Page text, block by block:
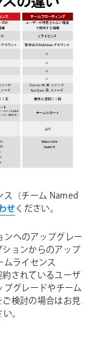
ス（チーム Named
せください。
ンへのアップグレー
ションからのアップ
ムライセンス
されているユーザ
グレードやチーム
検討の場合はお見
。